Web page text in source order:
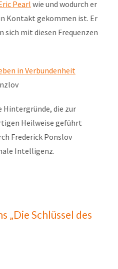
Pearl wie und wodurch er
Kontakt gekommen ist. Er
sich mit diesen Frequenzen
in Verbundenheit
Hintergründe, die zur
Heilweise geführt
Frederick Ponslov
Intelligenz.
„Die Schlüssel des